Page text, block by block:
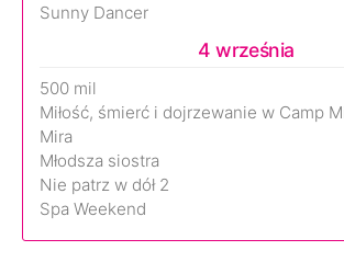
Sunny Dancer
4 września
500 mil
Miłość, śmierć i dojrzewanie w Camp
Mira
Młodsza siostra
Nie patrz w dół 2
Spa Weekend